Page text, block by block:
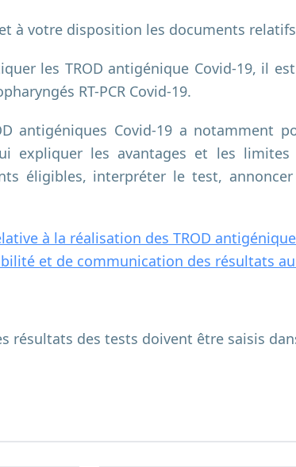
à votre disposition les documents
les TROD antigénique Covid-19, il
RT-PCR Covid-19.
antigéniques Covid-19 a notamment
expliquer les avantages et les
éligibles, interpréter le test,
à la réalisation des TROD
et de communication des résultats
résultats des tests doivent être saisis